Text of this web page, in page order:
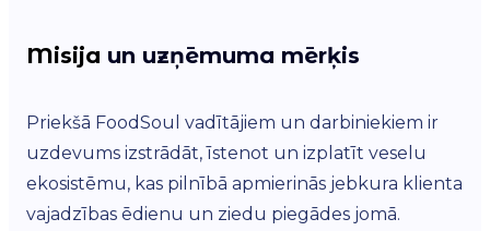
Misija un uzņēmuma mērķis
Priekšā FoodSoul vadītājiem un darbiniekiem ir
uzdevums izstrādāt, īstenot un izplatīt veselu
ekosistēmu, kas pilnībā apmierinās jebkura klienta
vajadzības ēdienu un ziedu piegādes jomā.